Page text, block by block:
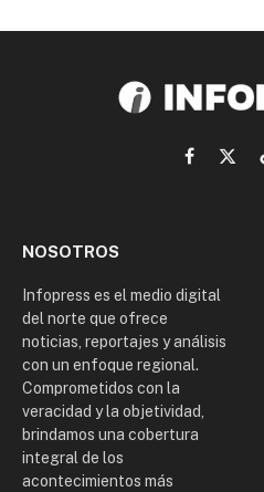
Facebook
X
NOSOTROS
Infopress es el medio digital
del norte que ofrece
noticias, reportajes y análisis
con un enfoque regional.
Comprometidos con la
veracidad y la objetividad,
brindamos una cobertura
integral de los
acontecimientos más